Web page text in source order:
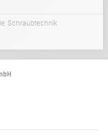
Schraubtechnik